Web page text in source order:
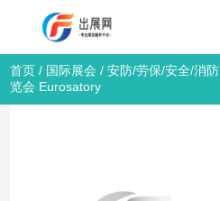
首页 / 国际展会 /安防/劳保/安全/消防
览会 Eurosatory